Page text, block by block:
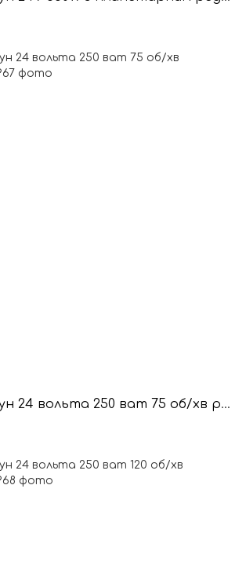
Електродвигун 24 вольта 250 ват 75 об/хв редукторний